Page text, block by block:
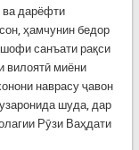
дарёфти
ҳамчунин бедор
санъати рақси
вилоятӣ миёни
наврасу ҷавон
шуда, дар
Рӯзи Ваҳдати